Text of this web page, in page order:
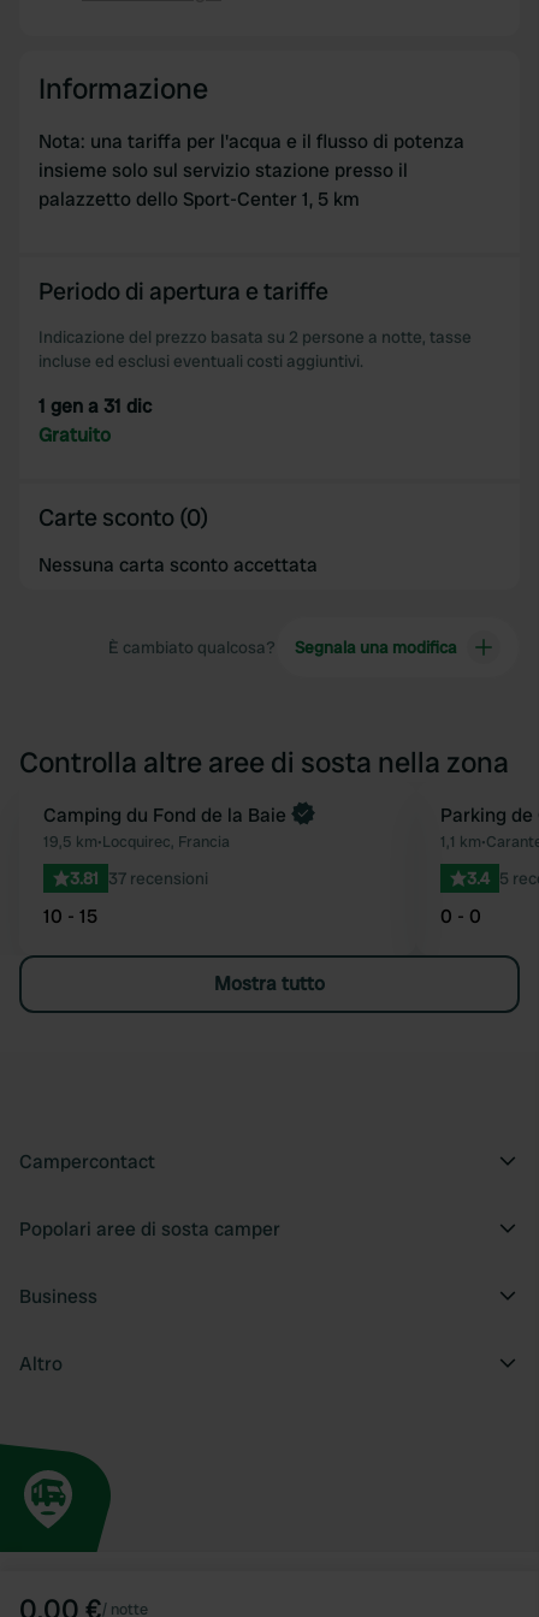
0,00 €/ notte
Informazione
Nota: una tariffa per l'acqua e il flusso di potenza
insieme solo sul servizio stazione presso il
palazzetto dello Sport-Center 1, 5 km
Periodo di apertura e tariffe
Indicazione del prezzo basata su 2 persone a notte, tasse
incluse ed esclusi eventuali costi aggiuntivi.
1 gen a 31 dic
Gratuito
Carte sconto (0)
Nessuna carta sconto accettata
È cambiato qualcosa? Segnala una modifica
Controlla altre aree di sosta nella zona
Preferito
Camping du Fond de la Baie
19,5 km•Locquirec, Francia
3.81 37 recensioni
10 - 15
Parking
1,1 km•
3.4 5
0 - 0
Mostra tutto
Campercontact
Popolari aree di sosta camper
Business
Altro